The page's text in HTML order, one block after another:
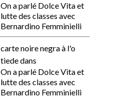
On a parlé Dolce Vita et
lutte des classes avec
Bernardino Femminielli
carte noire negra à l'o
tiededans
On a parlé Dolce Vita et
lutte des classes avec
Bernardino Femminielli